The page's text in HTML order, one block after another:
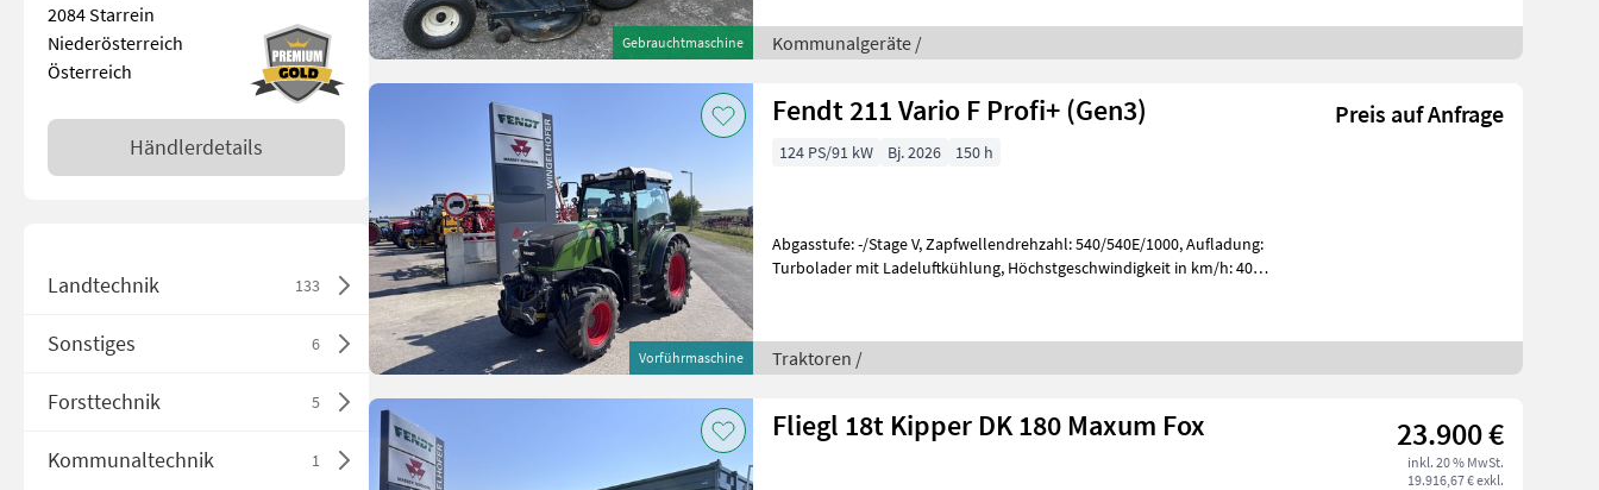
2084 Starrein
Niederösterreich
Österreich
Händlerdetails
Landtechnik 133
Sonstiges 6
Forsttechnik 5
Kommunaltechnik 1
Gebrauchtmaschine Kommunalgeräte /
Vorführmaschine
Fendt 211 Vario F Profi+ (Gen3) Preis auf Anfrage
124 PS/91 kW Bj. 2026 150 h
Abgasstufe: -/Stage V, Zapfwellendrehzahl: 540/540E/1000, Aufladung:
Turbolader mit Ladeluftkühlung, Höchstgeschwindigkeit in km/h: 40
Traktoren /
Fliegl 18t Kipper DK 180 Maxum Fox 23.900 €
inkl. 20 % MwSt.
19.916,67 € exkl.